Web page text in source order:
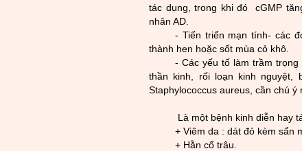
tác dụng, trong khi đó cGMP
nhân AD.
- Tiến triển mạn tính- các
thành hen hoặc sốt mùa cỏ khô.
- Các yếu tố làm trầm
thần kinh, rối loạn kinh nguyệt,
Staphylococcus aureus, cần chú ý
Là một bệnh kinh diễn hay
+ Viêm da : dát đỏ kèm sẩn
+ Hằn cổ trâu.